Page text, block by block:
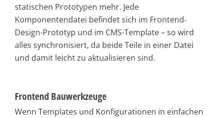
statischen Prototypen mehr. Jede
Komponentendatei befindet sich im Frontend-
Design-Prototyp und im CMS-Template – so wird
alles synchronisiert, da beide Teile in einer Datei
und damit leicht zu aktualisieren sind.
Frontend Bauwerkzeuge
Wenn Templates und Konfigurationen in einfachen